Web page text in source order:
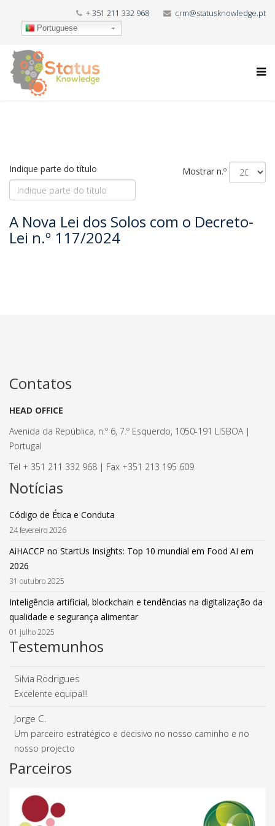
+ 351 211 332 968 crm@statusknowledge.pt
Portuguese
Indique parte do título Mostrar n.º
A Nova Lei dos Solos com o Decreto-
Lei n.º 117/2024
Contatos
HEAD OFFICE
Avenida da República, n.º 6, 7.º Esquerdo, 1050-191 LISBOA |
Portugal
Tel + 351 211 332 968 | Fax +351 213 195 609
Notícias
Código de Ética e Conduta
24 fevereiro 2026
AiHACCP no StartUs Insights: Top 10 mundial em Food AI em
2026
31 outubro 2025
Inteligência artificial, blockchain e tendências na digitalização da
qualidade e segurança alimentar
01 julho 2025
Testemunhos
Silvia Rodrigues
Excelente equipa!!!
Jorge C.
Um parceiro estratégico e decisivo no nosso caminho e no
nosso projecto
Parceiros